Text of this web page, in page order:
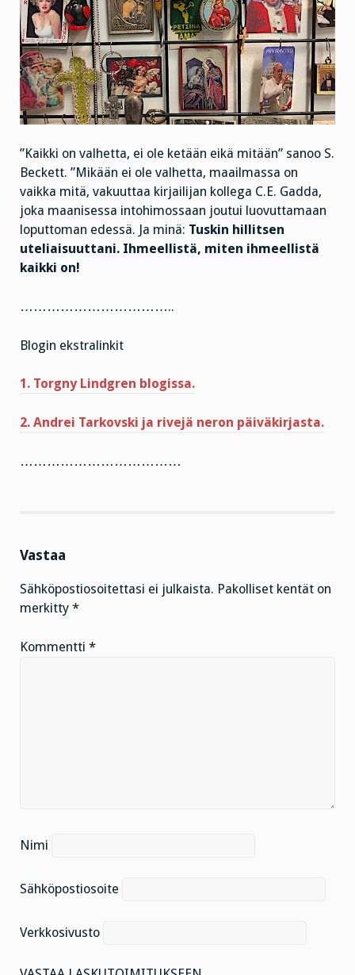
”Kaikki on valhetta, ei ole ketään eikä mitään” sanoo S.
Beckett. ”Mikään ei ole valhetta, maailmassa on
vaikka mitä, vakuuttaa kirjailijan kollega C.E. Gadda,
joka maanisessa intohimossaan joutui luovuttamaan
loputtoman edessä. Ja minä: Tuskin hillitsen
uteliaisuuttani. Ihmeellistä, miten ihmeellistä
kaikki on!
……………………………..
Blogin ekstralinkit
1. Torgny Lindgren blogissa.
2. Andrei Tarkovski ja rivejä neron päiväkirjasta.
………………………………
Vastaa
Sähköpostiosoitettasi ei julkaista. Pakolliset kentät on
merkitty *
Kommentti *
Nimi
Sähköpostiosoite
Verkkosivusto